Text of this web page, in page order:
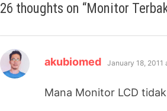
26 thoughts on “Monitor
akubiomed says:
January 18, 2011
Mana Monitor LCD